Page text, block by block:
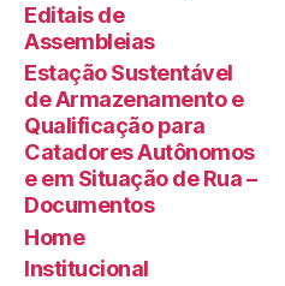
Editais de
Assembleias
Estação Sustentável
de Armazenamento e
Qualificação para
Catadores Autônomos
e em Situação de Rua –
Documentos
Home
Institucional